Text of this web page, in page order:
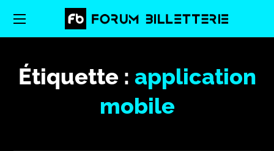
Étiquette : application
mobile